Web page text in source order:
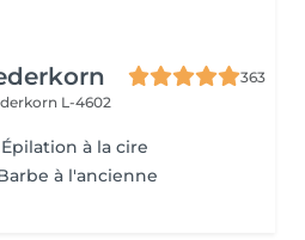
363
L-4602
à la cire
à l'ancienne